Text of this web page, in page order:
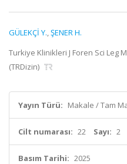
GÜLEKÇİ Y.,ŞENER H.
Turkiye Klinikleri J Foren Sci Leg
(TRDizin)
Yayın Türü: Makale / Tam
Cilt numarası: 22 Sayı: 2
Basım Tarihi: 2025